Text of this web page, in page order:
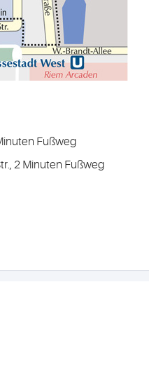
Fußweg
2 Minuten Fußweg